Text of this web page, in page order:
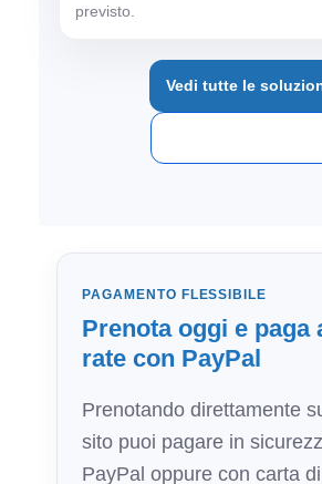
previsto.
Vedi tutte le
PAGAMENTO FLESSIBILE
Prenota oggi e paga
rate con PayPal
Prenotando direttamente
sito puoi pagare in
PayPal oppure con carta